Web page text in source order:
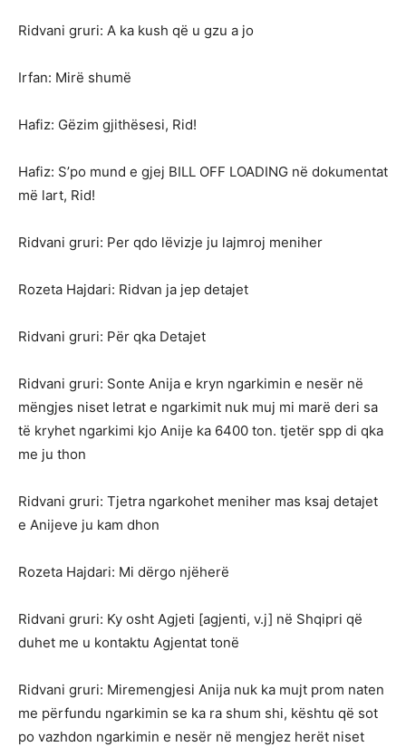
Ridvani gruri: A ka kush që u gzu a jo
Irfan: Mirë shumë
Hafiz: Gëzim gjithësesi, Rid!
Hafiz: S’po mund e gjej BILL OFF LOADING në dokumentat
më lart, Rid!
Ridvani gruri: Per qdo lëvizje ju lajmroj meniher
Rozeta Hajdari: Ridvan ja jep detajet
Ridvani gruri: Për qka Detajet
Ridvani gruri: Sonte Anija e kryn ngarkimin e nesër në
mëngjes niset letrat e ngarkimit nuk muj mi marë deri sa
të kryhet ngarkimi kjo Anije ka 6400 ton. tjetër spp di qka
me ju thon
Ridvani gruri: Tjetra ngarkohet meniher mas ksaj detajet
e Anijeve ju kam dhon
Rozeta Hajdari: Mi dërgo njëherë
Ridvani gruri: Ky osht Agjeti [agjenti, v.j] në Shqipri që
duhet me u kontaktu Agjentat tonë
Ridvani gruri: Miremengjesi Anija nuk ka mujt prom naten
me përfundu ngarkimin se ka ra shum shi, kështu që sot
po vazhdon ngarkimin e nesër në mengjez herët niset